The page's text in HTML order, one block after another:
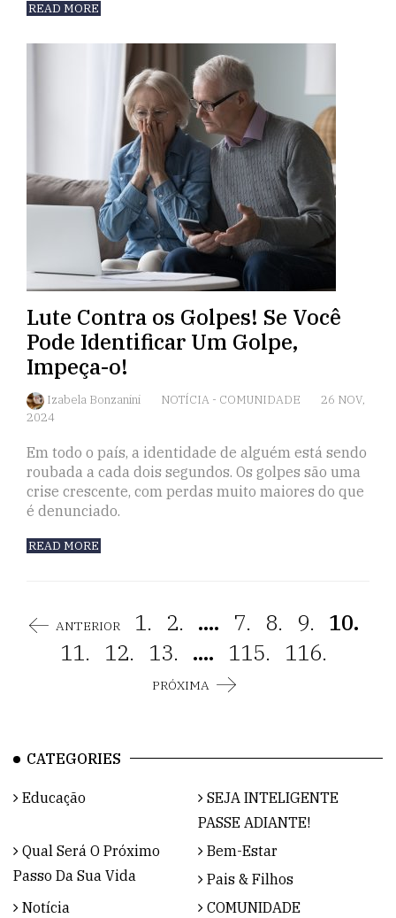
READ MORE
Lute Contra os Golpes! Se Você
Pode Identificar Um Golpe,
Impeça-o!
Izabela Bonzanini NOTÍCIA - COMUNIDADE
26 NOV,
2024
Em todo o país, a identidade de alguém está sendo
roubada a cada dois segundos. Os golpes são uma
crise crescente, com perdas muito maiores do que
é denunciado.
READ MORE
ANTERIOR 1. 2. .... 7. 8. 9. 10.
11.
12. 13. .... 115. 116.
PRÓXIMA
CATEGORIES
Educação
SEJA INTELIGENTE
PASSE ADIANTE!
Qual Será O Próximo
Passo Da Sua Vida
Bem-Estar
Pais & Filhos
Notícia
COMUNIDADE